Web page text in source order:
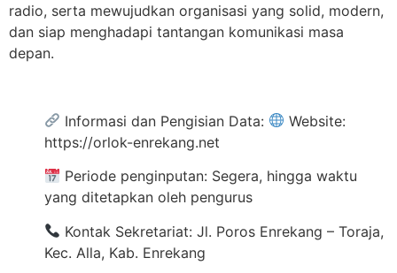
radio, serta mewujudkan organisasi yang solid, modern,
dan siap menghadapi tantangan komunikasi masa
depan.
Informasi dan Pengisian Data:
Website:
https://orlok-enrekang.net
Periode penginputan: Segera, hingga waktu
yang ditetapkan oleh pengurus
Kontak Sekretariat: Jl. Poros Enrekang – Toraja,
Kec. Alla, Kab. Enrekang